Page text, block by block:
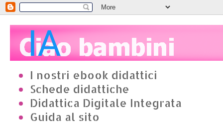
I nostri ebook didattici
Schede didattiche
Didattica Digitale Integrata
Guida al sito